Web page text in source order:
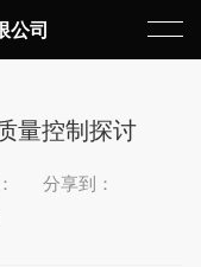
公司
量控制探讨
分享到：